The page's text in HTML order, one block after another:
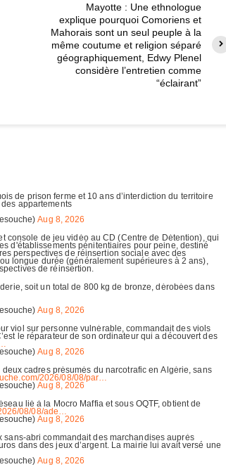
Mayotte : Une ethnologue
explique pourquoi Comoriens et
Mahorais sont un seul peuple à la
même coutume et religion séparé
géographiquement, Edwy Plenel
considère l’entretien comme
“éclairant”